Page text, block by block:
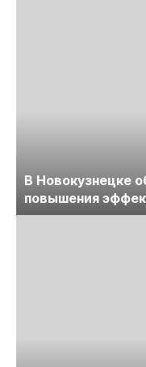
В Новокузнецке
повышения
предприятий